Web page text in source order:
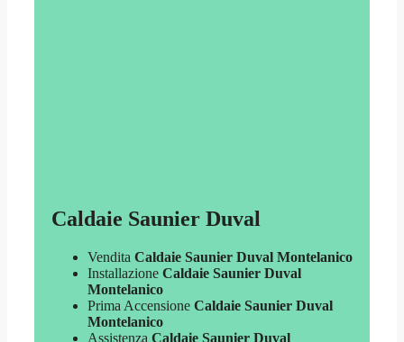
Caldaie Saunier Duval
Vendita Caldaie Saunier Duval Montelanico
Installazione Caldaie Saunier Duval
Montelanico
Prima Accensione Caldaie Saunier Duval
Montelanico
Assistenza Caldaie Saunier Duval